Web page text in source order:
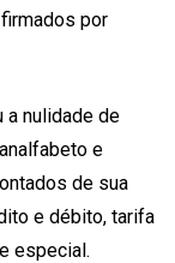
por
a nulidade de
e
de sua
e débito, tarifa
especial.